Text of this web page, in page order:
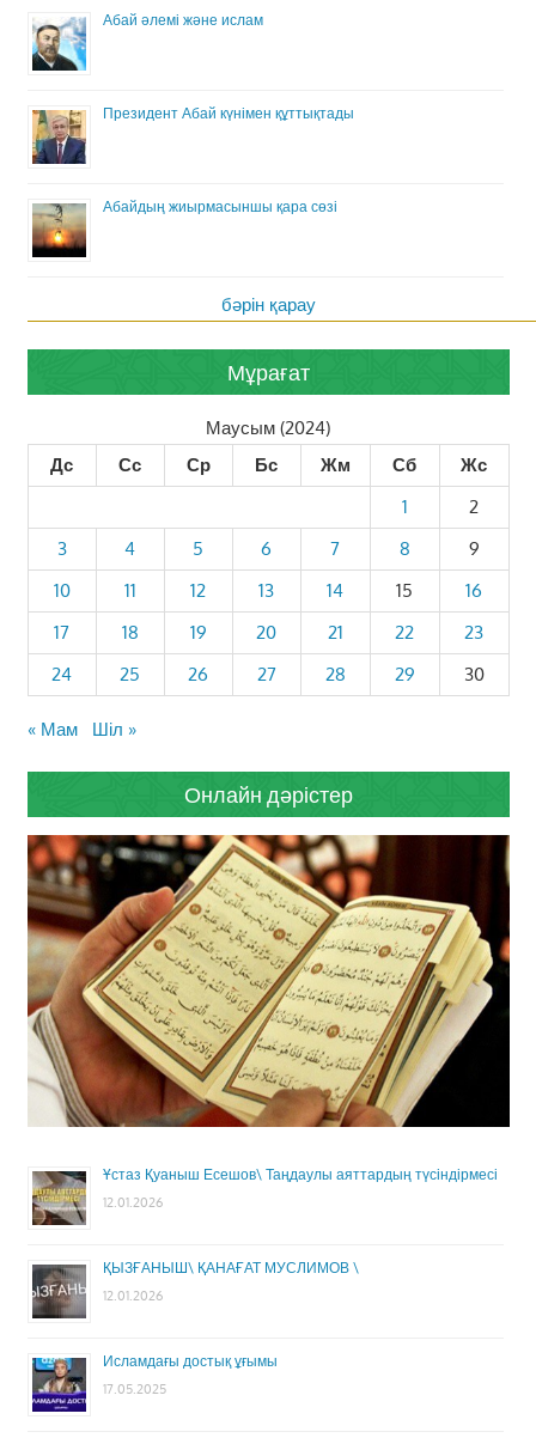
Абай әлемі және ислам
Президент Абай күнімен құттықтады
Абайдың жиырмасыншы қара сөзі
бәрін қарау
Мұрағат
Маусым (2024)
Дс
Сс Ср Бс Жм Сб
Жс
1
2
3
4 5 6 7 8
9
10
11 12 13 14 15
16
17
18 19 20 21 22
23
24
25 26 27 28 29 30
« Мам Шіл »
Онлайн дәрістер
Ұстаз Қуаныш Есешов\ Таңдаулы аяттардың түсіндірмесі
12.01.2026
ҚЫЗҒАНЫШ\ ҚАНАҒАТ МУСЛИМОВ \
12.01.2026
Исламдағы достық ұғымы
17.05.2025